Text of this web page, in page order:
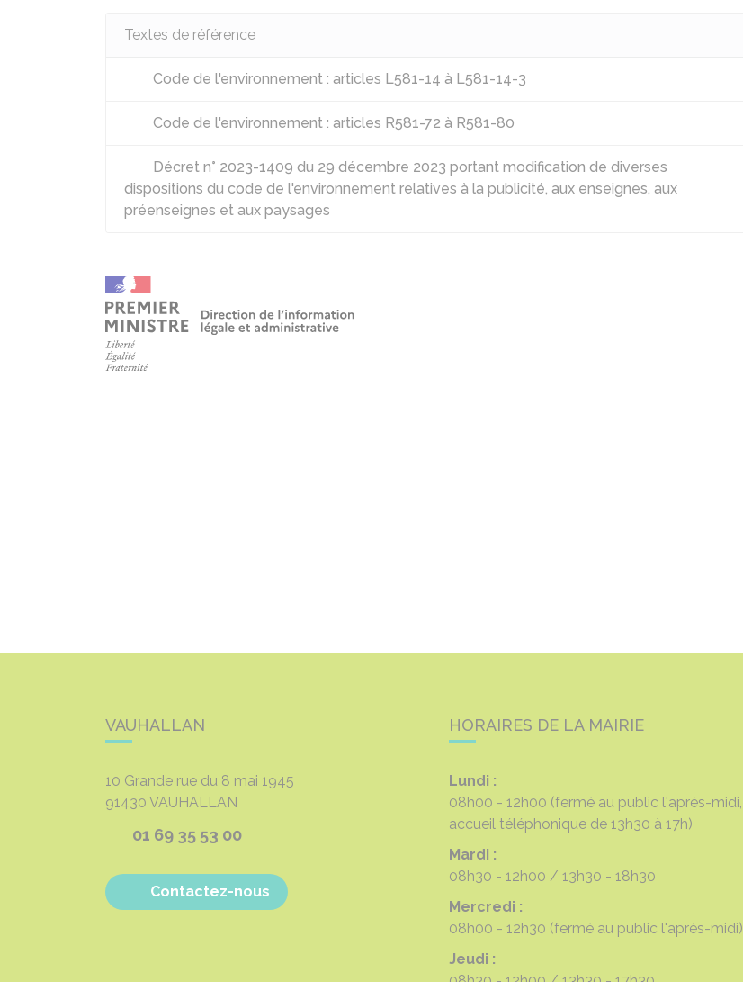
Textes de référence
Code de l'environnement : articles L581-14 à L581-14-3
Code de l'environnement : articles R581-72 à R581-80
Décret n° 2023-1409 du 29 décembre 2023 portant modification de diverses
dispositions du code de l'environnement relatives à la publicité, aux enseignes, aux
préenseignes et aux paysages
VAUHALLAN
10 Grande rue du 8 mai 1945
91430 VAUHALLAN
01 69 35 53 00
Contactez-nous
HORAIRES DE LA MAIRIE
Lundi :
08h00 - 12h00 (fermé au public l'après-midi,
accueil téléphonique de 13h30 à 17h)
Mardi :
08h30 - 12h00
13h30 - 18h30
Mercredi :
08h00 - 12h30 (fermé au public l'après-midi)
Jeudi :